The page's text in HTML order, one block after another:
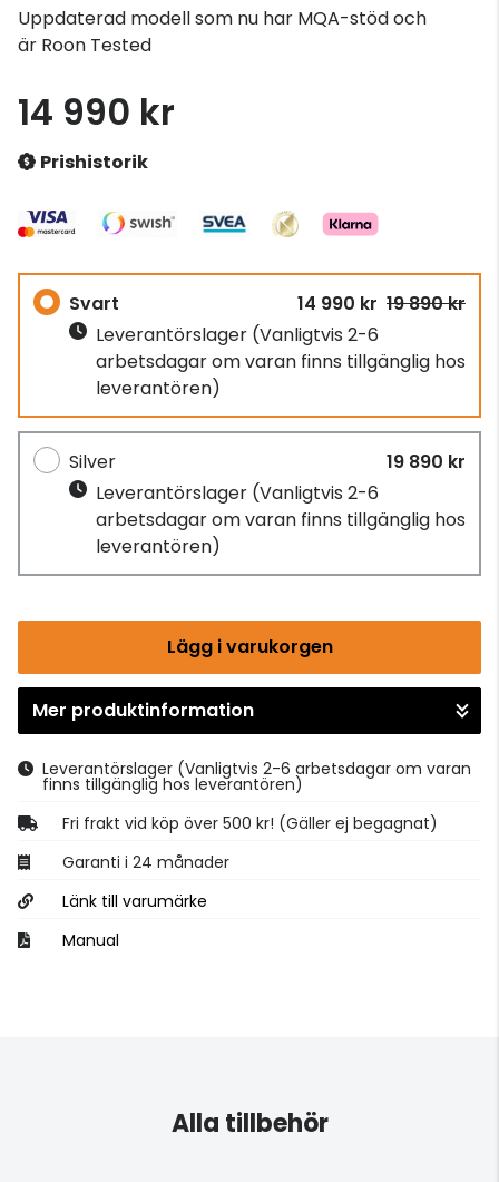
Uppdaterad modell som nu har MQA-stöd och
är Roon Tested
14 990 kr
Prishistorik
Svart 14 990 kr 19 890 kr
Leverantörslager (Vanligtvis 2-6
arbetsdagar om varan finns tillgänglig hos
leverantören)
Silver
19 890 kr
Leverantörslager (Vanligtvis 2-6
arbetsdagar om varan finns tillgänglig hos
leverantören)
Lägg i varukorgen
Gå till kassan
Mer produktinformation
Leverantörslager (Vanligtvis 2-6 arbetsdagar om varan
finns tillgänglig hos leverantören)
Fri frakt vid köp över 500 kr! (Gäller ej begagnat)
Garanti i 24 månader
Länk till varumärke
Manual
Alla tillbehör